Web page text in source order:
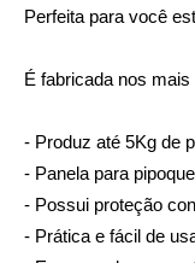
Perfeita para você
É fabricada nos
- Produz até 5Kg de
- Panela para
- Possui proteção
- Prática e fácil de